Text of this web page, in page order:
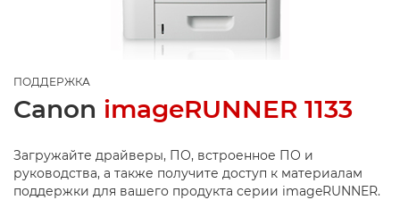
ПОДДЕРЖКА
Canon imageRUNNER 1133
Загружайте драйверы, ПО, встроенное ПО и
руководства, а также получите доступ к материалам
поддержки для вашего продукта серии imageRUNNER.